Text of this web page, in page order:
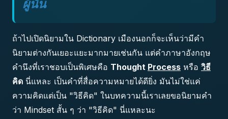
ผู้นั้น
ถ้าไปเปิดนิยามใน Dictionary เมืองนอกก็จะเห็นว่ามีคำ
นิยามต่างกันเยอะแยะมากมายเช่นกัน แต่คำภาษาอังกฤษ
คำนึงที่เราชอบเป็นพิเศษคือ Thought Process หรือ วิธี
คิด นี่แหละ เป็นคำที่สื่อความหมายได้ดียิ่ง มันไม่ใช่แค่
ความคิดแต่เป็น "วิธีคิด" ในบทความนี้เราเลยขอนิยามคำ
ว่า Mindset สั้น ๆ ว่า "วิธีคิด" นี่แหละนะ